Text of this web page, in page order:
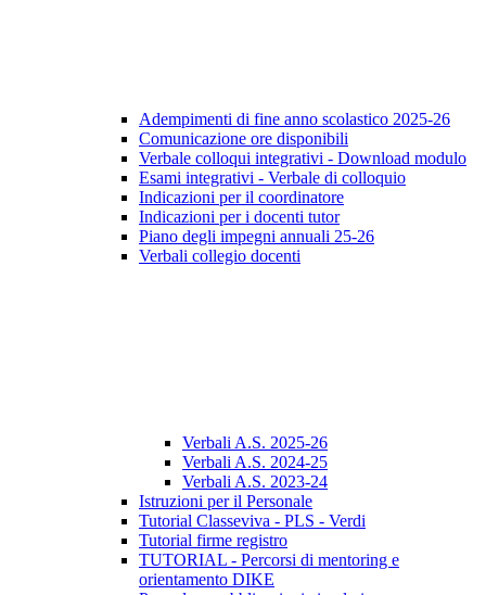
Adempimenti di fine anno scolastico 2025-26
Comunicazione ore disponibili
Verbale colloqui integrativi - Download modulo
Esami integrativi - Verbale di colloquio
Indicazioni per il coordinatore
Indicazioni per i docenti tutor
Piano degli impegni annuali 25-26
Verbali collegio docenti
Verbali A.S. 2025-26
Verbali A.S. 2024-25
Verbali A.S. 2023-24
Istruzioni per il Personale
Tutorial Classeviva - PLS - Verdi
Tutorial firme registro
TUTORIAL - Percorsi di mentoring e
orientamento DIKE